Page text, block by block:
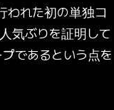
われた初の単独コ
気ぶりを証明して
であるという点を